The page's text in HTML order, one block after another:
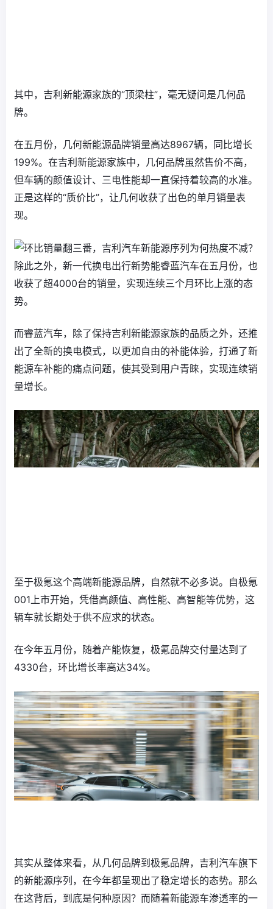
其中，吉利新能源家族的“顶梁柱”，毫无疑问是几何品
牌。
在五月份，几何新能源品牌销量高达8967辆，同比增长
199%。在吉利新能源家族中，几何品牌虽然售价不高，
但车辆的颜值设计、三电性能却一直保持着较高的水准。
正是这样的“质价比”，让几何收获了出色的单月销量表
现。
除此之外，新一代换电出行新势能睿蓝汽车在五月份，也
收获了超4000台的销量，实现连续三个月环比上涨的态
势。
而睿蓝汽车，除了保持吉利新能源家族的品质之外，还推
出了全新的换电模式，以更加自由的补能体验，打通了新
能源车补能的痛点问题，使其受到用户青睐，实现连续销
量增长。
至于极氪这个高端新能源品牌，自然就不必多说。自极氪
001上市开始，凭借高颜值、高性能、高智能等优势，这
辆车就长期处于供不应求的状态。
在今年五月份，随着产能恢复，极氪品牌交付量达到了
4330台，环比增长率高达34%。
其实从整体来看，从几何品牌到极氪品牌，吉利汽车旗下
的新能源序列，在今年都呈现出了稳定增长的态势。那么
在这背后，到底是何种原因？而随着新能源车渗透率的一